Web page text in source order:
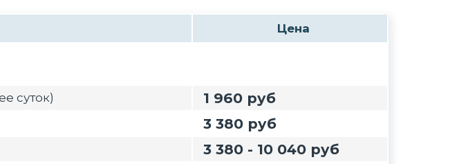
Цена
суток) 1 960 руб
3 380 руб
3 380 - 10 040 руб